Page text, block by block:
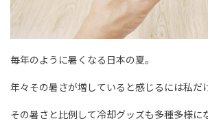
毎年のように暑くなる日本の夏。
年々その暑さが増していると感じるには私だ
その暑さと比例して冷却グッズも多種多様に